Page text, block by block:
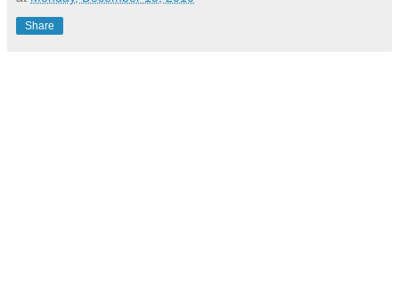
Share